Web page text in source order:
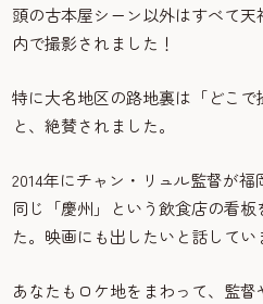
頭の古本屋シーン以外はすべて
内で撮影されました！
特に大名地区の路地裏は「どこで
と、絶賛されました。
2014年にチャン・リュル監督が
同じ「慶州」という飲食店の看
た。映画にも出したいと話してい
あなたもロケ地をまわって、監